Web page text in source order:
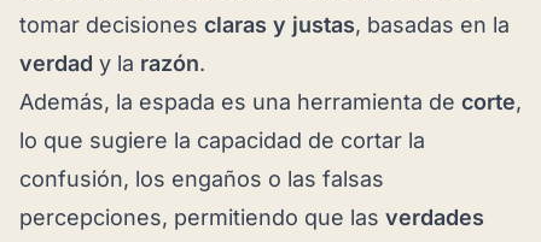
tomar decisiones claras y justas, basadas en la
verdad y la razón.
Además, la espada es una herramienta de corte,
lo que sugiere la capacidad de cortar la
confusión, los engaños o las falsas
percepciones, permitiendo que las verdades